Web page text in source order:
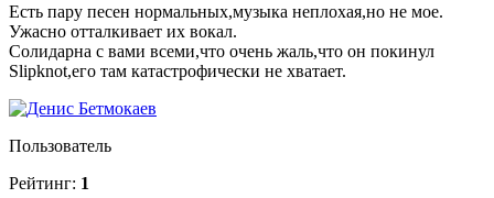
Есть пару песен нормальных,музыка неплохая,но не мое.
Ужасно отталкивает их вокал.
Солидарна с вами всеми,что очень жаль,что он покинул
Slipknot,его там катастрофически не хватает.
Пользователь
Рейтинг: 1